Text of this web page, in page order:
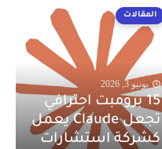
المقالات
يونيو 3, 2026
15 برومبت احترافي
تجعل Claude يعمل
كشركة استشارات